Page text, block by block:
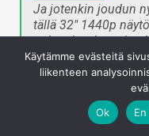
Ja jotenkin joudun
tällä 32" 1440p
onko placebo vai
aikaa että tähän
Napsauta
Mene sivun alalaitaan
Käytämme evästeitä
liikenteen
Ok